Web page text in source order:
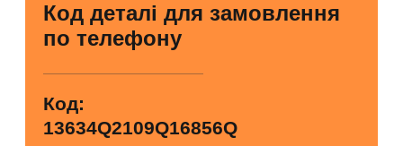
Код деталі для замовлення
по телефону
Код:
13634Q2109Q16856Q